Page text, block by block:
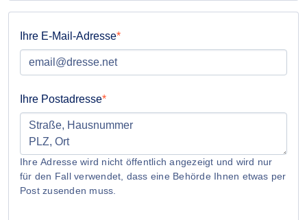
Ihre E-Mail-Adresse
Ihre Postadresse
Ihre Adresse wird nicht öffentlich angezeigt und wird nur
für den Fall verwendet, dass eine Behörde Ihnen etwas per
Post zusenden muss.